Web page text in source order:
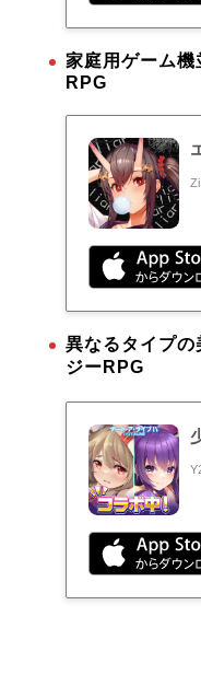
家庭用ゲーム
RPG
異なるタイプの
ジーRPG